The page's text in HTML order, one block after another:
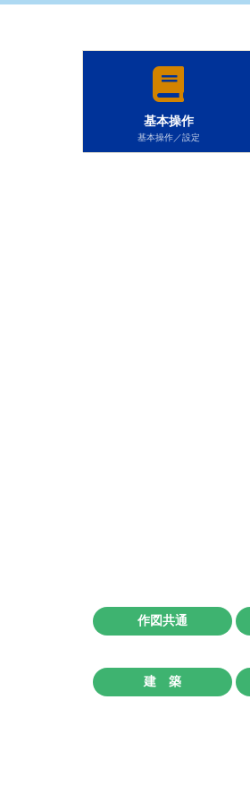
基本操作
基本操作／設定
作図共通
建 築